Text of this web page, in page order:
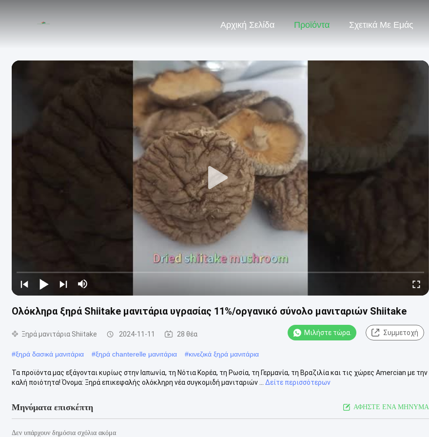
Αρχική Σελίδα Προϊόντα Σχετικά Με Εμάς
Ολόκληρα ξηρά Shiitake μανιτάρια υγρασίας 11%/οργανικό σύνολο μανιταριών Shiitake
Ξηρά μανιτάρια Shiitake 2024-11-11 28 θέα Μιλήστε τώρα. Συμμετοχή
#ξηρά δασικά μανιτάρια #ξηρά chanterelle μανιτάρια #κινεζικά ξηρά μανιτάρια
Τα προϊόντα μας εξάγονται κυρίως στην Ιαπωνία, τη Νότια Κορέα, τη Ρωσία, τη Γερμανία, τη Βραζιλία και τις χώρες Amercian με την
καλή ποιότητα! Όνομα: Ξηρά επικεφαλής ολόκληρη νέα συγκομιδή μανιταριών ...
Δείτε περισσότερων
Μηνύματα επισκέπτη ΑΦΗΣΤΕ ΕΝΑ ΜΗΝΥΜΑ
Δεν υπάρχουν δημόσια σχόλια ακόμα